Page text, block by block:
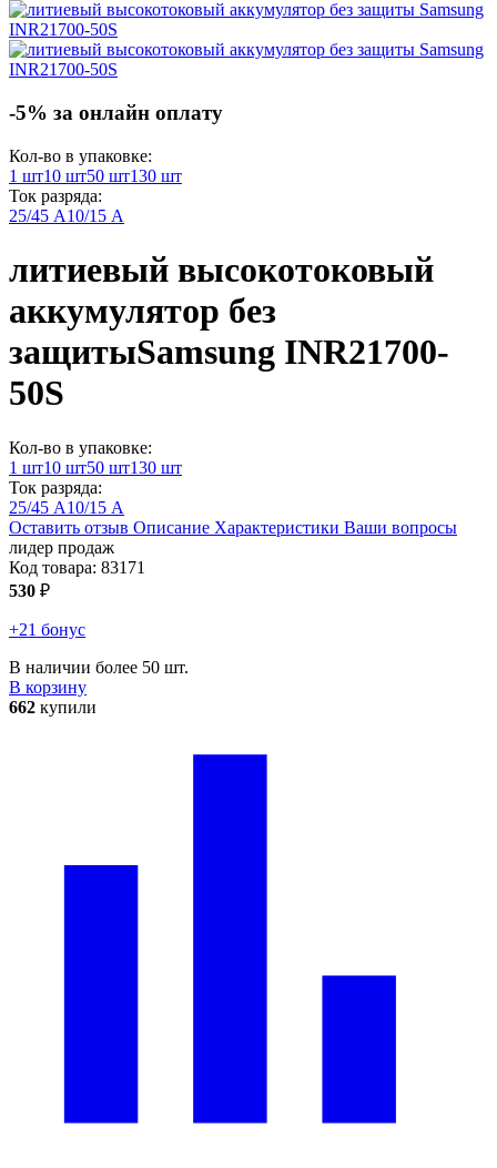
-5% за онлайн оплату
Кол-во в упаковке:
1 шт10 шт50 шт130 шт
Ток разряда:
25/45 А10/15 А
литиевый высокотоковый
аккумулятор без
защитыSamsung INR21700-
50S
Кол-во в упаковке:
1 шт10 шт50 шт130 шт
Ток разряда:
25/45 А10/15 А
Оставить отзыв Описание Характеристики Ваши вопросы
лидер продаж
Код товара: 83171
530 ₽
+21 бонус
В наличии более 50 шт.
В корзину
662 купили